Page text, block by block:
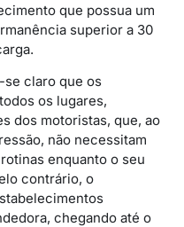
que possua um
superior a 30
se claro que os
os lugares,
dos motoristas, que, ao
não necessitam
enquanto o seu
contrário, o
chegando até o